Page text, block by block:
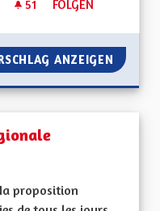
51 51 FOLLOWER
FOLGEN
TRANSPORTS
ANZEIGEN
proposition